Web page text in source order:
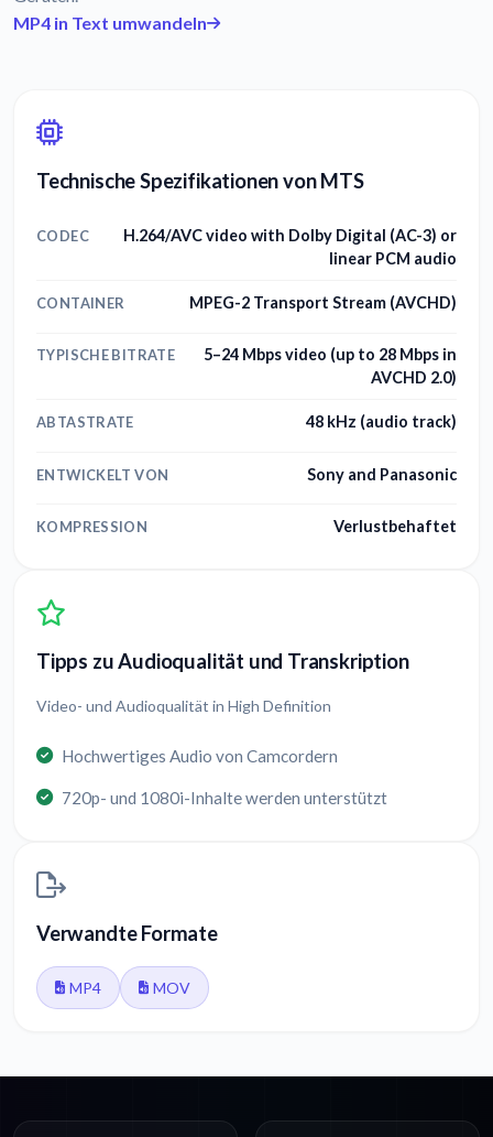
MP4 in Text umwandeln
Technische Spezifikationen von MTS
CODEC
H.264/AVC video with Dolby Digital (AC-3) or
linear PCM audio
CONTAINER MPEG-2 Transport Stream (AVCHD)
TYPISCHE BITRATE
5–24 Mbps video (up to 28 Mbps in
AVCHD 2.0)
ABTASTRATE 48 kHz (audio track)
ENTWICKELT VON Sony and Panasonic
KOMPRESSION Verlustbehaftet
Tipps zu Audioqualität und Transkription
Video- und Audioqualität in High Definition
Hochwertiges Audio von Camcordern
720p- und 1080i-Inhalte werden unterstützt
Verwandte Formate
MP4 MOV